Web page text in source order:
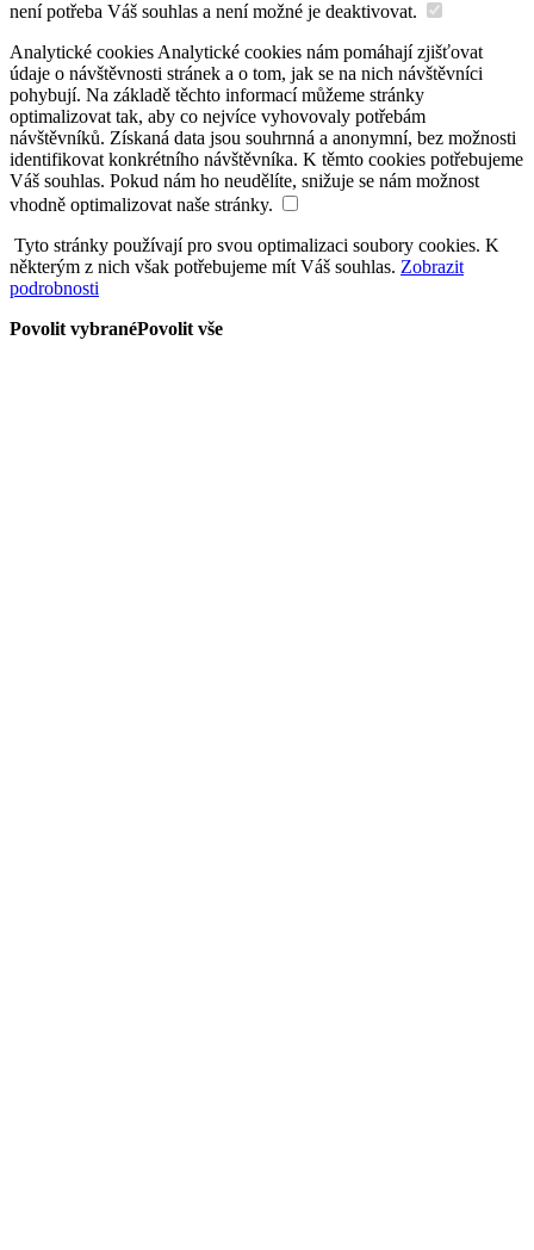
není potřeba Váš souhlas a není možné je deaktivovat.
Analytické cookies Analytické cookies nám pomáhají zjišťovat
údaje o návštěvnosti stránek a o tom, jak se na nich návštěvníci
pohybují. Na základě těchto informací můžeme stránky
optimalizovat tak, aby co nejvíce vyhovovaly potřebám
návštěvníků. Získaná data jsou souhrnná a anonymní, bez možnosti
identifikovat konkrétního návštěvníka. K těmto cookies potřebujeme
Váš souhlas. Pokud nám ho neudělíte, snižuje se nám možnost
vhodně optimalizovat naše stránky.
Tyto stránky používají pro svou optimalizaci soubory cookies. K
některým z nich však potřebujeme mít Váš souhlas. Zobrazit
podrobnosti
Povolit vybranéPovolit vše